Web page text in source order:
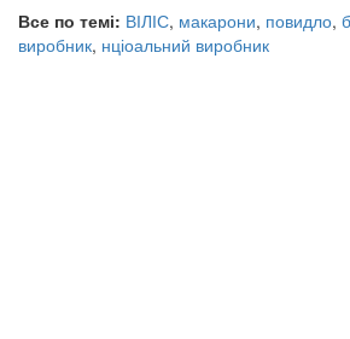
Все по темі: ВІЛІС, макарони, повидло,
виробник, нціоальний виробник